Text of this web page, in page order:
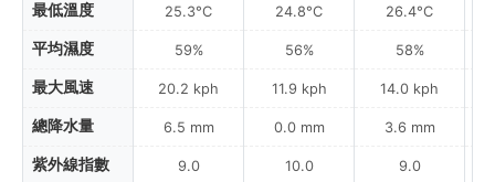
最低溫度
平均濕度
最大風速
總降水量
紫外線指數
25.3°C
59%
20.2 kph
6.5 mm
9.0
24.8°C
56%
11.9 kph
0.0 mm
10.0
26.4°C
58%
14.0 kph
3.6 mm
9.0